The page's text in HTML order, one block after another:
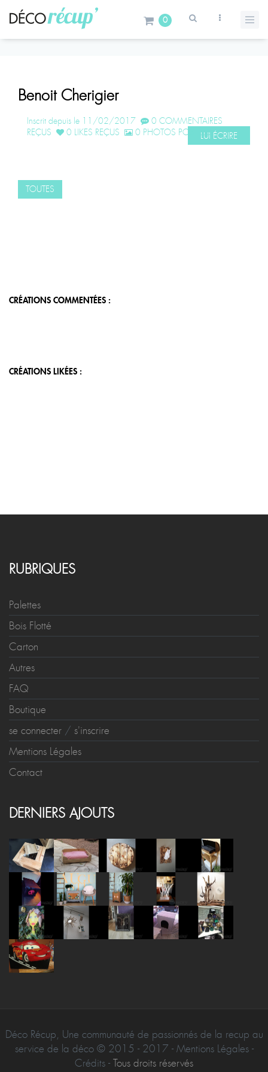
0
Benoit Cherigier
Inscrit depuis le 11/02/2017
0 COMMENTAIRES
REÇUS
0 LIKES REÇUS 0 PHOTOS POSTÉESLUI ÉCRIRE
TOUTES
CRÉATIONS COMMENTÉES :
CRÉATIONS LIKÉES :
RUBRIQUES
Palettes
Bois Flotté
Carton
Autres
FAQ
Boutique
se connecter / s'inscrire
Mentions Légales
Contact
DERNIERS AJOUTS
Déco Récup, Une communauté de passionnés de la recup au
service de la déco © 2015 - 2017 - Mentions Légales -
Crédits - Tous droits réservés